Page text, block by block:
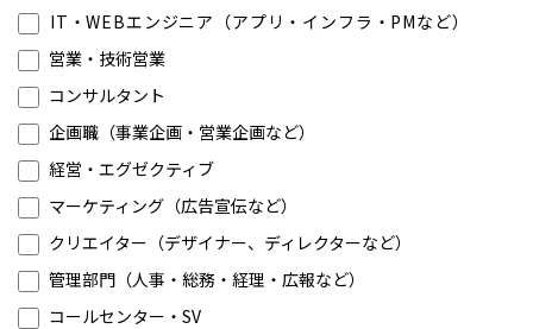
IT・WEBエンジニア（アプリ・インフラ・PMなど）
営業・技術営業
コンサルタント
企画職（事業企画・営業企画など）
経営・エグゼクティブ
マーケティング（広告宣伝など）
クリエイター（デザイナー、ディレクターなど）
管理部門（人事・総務・経理・広報など）
コールセンター・SV